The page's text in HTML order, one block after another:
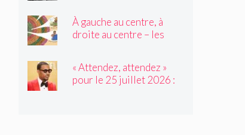
migration inversée de sa
famille du Nord vers le
Sud
À gauche au centre, à
droite au centre – les
histoires »
« Attendez, attendez »
pour le 25 juillet 2026 :